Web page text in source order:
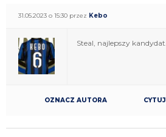
31.05.2023 o 15:30 przez Kebo
Steal, najlepszy kandydat.
OZNACZ AUTORA CYTUJ